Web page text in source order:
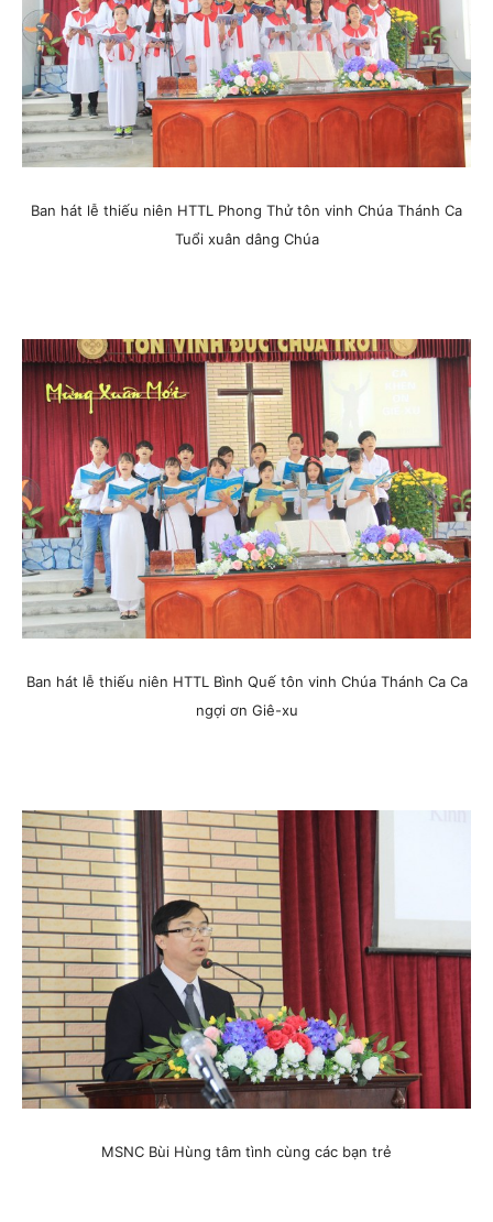
Ban hát lễ thiếu niên HTTL Phong Thử tôn vinh Chúa Thánh Ca
Tuổi xuân dâng Chúa
Ban hát lễ thiếu niên HTTL Bình Quế tôn vinh Chúa Thánh Ca Ca
ngợi ơn Giê-xu
MSNC Bùi Hùng tâm tình cùng các bạn trẻ